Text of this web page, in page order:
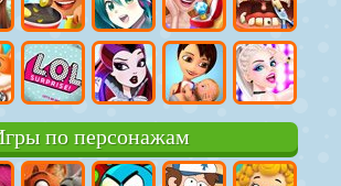
по персонажам